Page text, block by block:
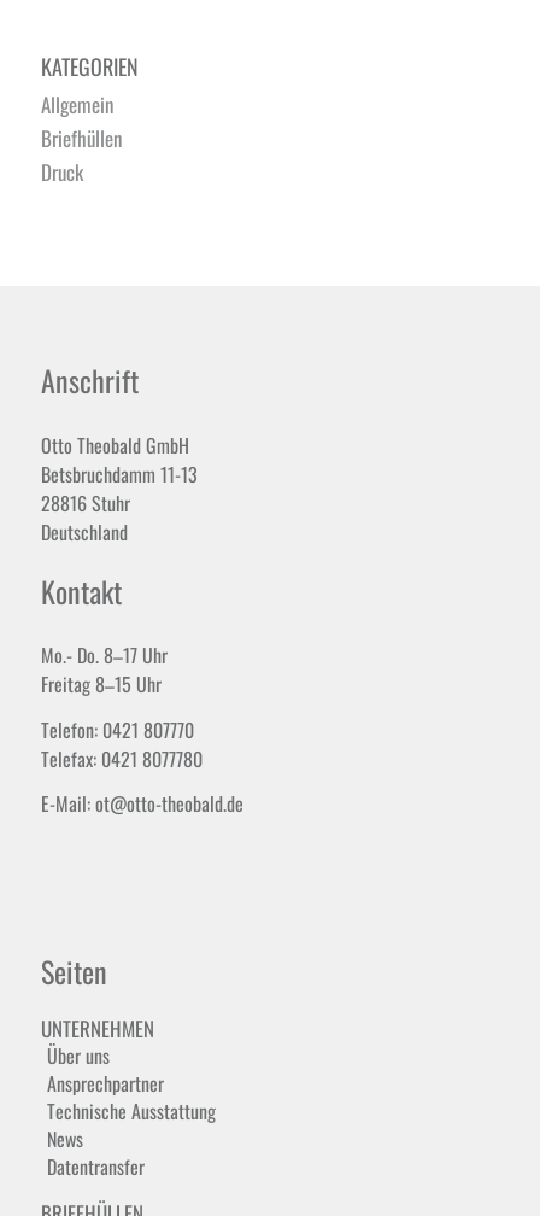
KATEGORIEN
Allgemein
Briefhüllen
Druck
Anschrift
Otto Theobald GmbH
Betsbruchdamm 11-13
28816 Stuhr
Deutschland
Kontakt
Mo.- Do. 8–17 Uhr
Freitag 8–15 Uhr
Telefon: 0421 807770
Telefax: 0421 8077780
E-Mail: ot@otto-theobald.de
Seiten
UNTERNEHMEN
Über uns
Ansprechpartner
Technische Ausstattung
News
Datentransfer